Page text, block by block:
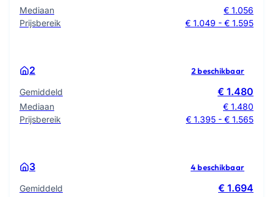
Mediaan
€ 1.056
Prijsbereik
€ 1.049 - € 1.595
2 2 beschikbaar
Gemiddeld € 1.480
Mediaan
€ 1.480
Prijsbereik
€ 1.395 - € 1.565
3 4 beschikbaar
Gemiddeld € 1.694